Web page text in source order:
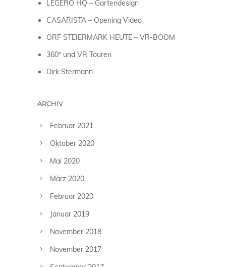
LEGERO HQ – Gartendesign
CASARISTA – Opening Video
ORF STEIERMARK HEUTE – VR-BOOM
360º und VR Touren
Dirk Stermann
ARCHIV
Februar 2021
Oktober 2020
Mai 2020
März 2020
Februar 2020
Januar 2019
November 2018
November 2017